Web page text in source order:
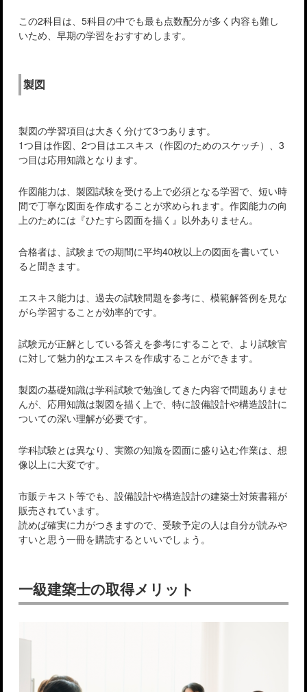
この2科目は、5科目の中でも最も点数配分が多く内容も難し
いため、早期の学習をおすすめします。
製図
製図の学習項目は大きく分けて3つあります。
1つ目は作図、2つ目はエスキス（作図のためのスケッチ）、3
つ目は応用知識となります。
作図能力は、製図試験を受ける上で必須となる学習で、短い時
間で丁寧な図面を作成することが求められます。作図能力の向
上のためには『ひたすら図面を描く』以外ありません。
合格者は、試験までの期間に平均40枚以上の図面を書いてい
ると聞きます。
エスキス能力は、過去の試験問題を参考に、模範解答例を見な
がら学習することが効率的です。
試験元が正解としている答えを参考にすることで、より試験官
に対して魅力的なエスキスを作成することができます。
製図の基礎知識は学科試験で勉強してきた内容で問題ありませ
んが、応用知識は製図を描く上で、特に設備設計や構造設計に
ついての深い理解が必要です。
学科試験とは異なり、実際の知識を図面に盛り込む作業は、想
像以上に大変です。
市販テキスト等でも、設備設計や構造設計の建築士対策書籍が
販売されています。
読めば確実に力がつきますので、受験予定の人は自分が読みや
すいと思う一冊を購読するといいでしょう。
一級建築士の取得メリット